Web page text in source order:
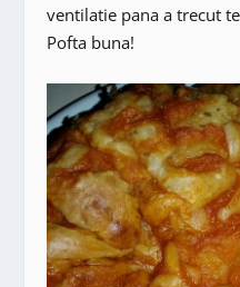
ventilatie pana a trecut
Pofta buna!